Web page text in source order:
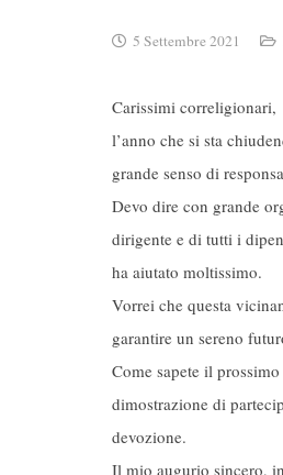
5 Settembre 2021
Carissimi correligionari,
l’anno che si sta
grande senso di
Devo dire con grande
dirigente e di tutti i
ha aiutato moltissimo.
Vorrei che questa
garantire un sereno
Come sapete il
dimostrazione di
devozione.
Il mio augurio sincero,